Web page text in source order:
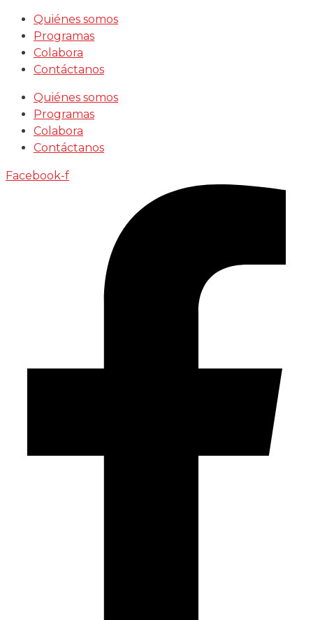
Saltar
contenido
Quiénes somos
Programas
Colabora
Contáctanos
Quiénes somos
Programas
Colabora
Contáctanos
Facebook-f